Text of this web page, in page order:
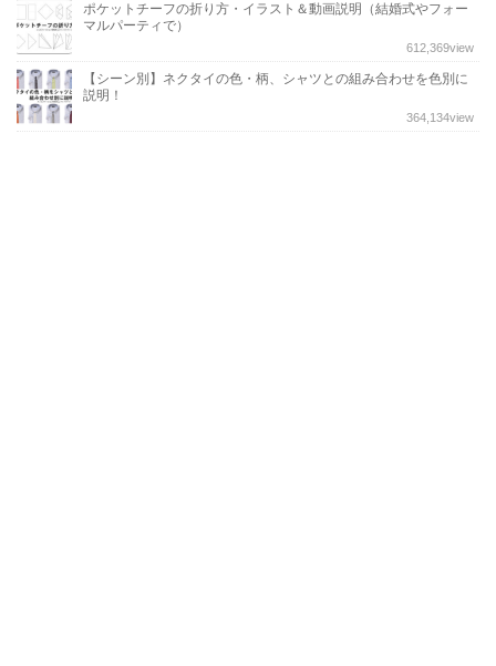
ポケットチーフの折り方・イラスト＆動画説明（結婚式やフォー
マルパーティで）
612,369view
【シーン別】ネクタイの色・柄、シャツとの組み合わせを色別に
説明！
364,134view